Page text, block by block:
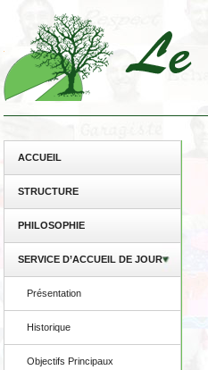
ACCUEIL
STRUCTURE
PHILOSOPHIE
SERVICE D’ACCUEIL DE JOUR
Présentation
Historique
Objectifs Principaux